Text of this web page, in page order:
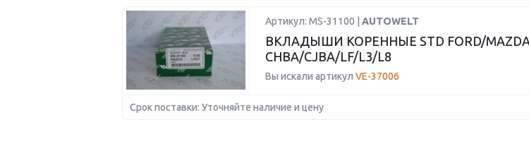
Артикул: MS-31100 | AUTOWELT
ВКЛАДЫШИ КОРЕННЫЕ STD FORD/
CHBA/CJBA/LF/L3/L8
Вы искали артикул VE-37006
Срок поставки: Уточняйте наличие и цену